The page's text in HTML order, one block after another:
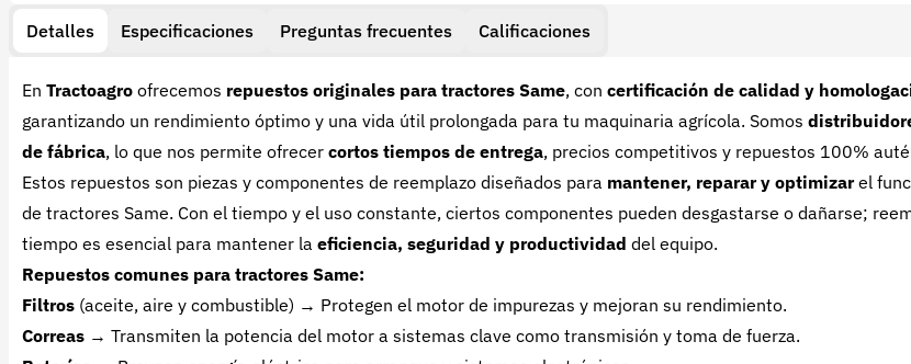
Detalles Especificaciones Preguntas frecuentes Calificaciones
En Tractoagro ofrecemos repuestos originales para tractores Same, con certificación de calidad y
garantizando un rendimiento óptimo y una vida útil prolongada para tu maquinaria agrícola. Somos
de fábrica, lo que nos permite ofrecer cortos tiempos de entrega, precios competitivos y repuestos 100%
Estos repuestos son piezas y componentes de reemplazo diseñados para mantener, reparar y optimizarel
de tractores Same. Con el tiempo y el uso constante, ciertos componentes pueden desgastarse o dañarse;
tiempo es esencial para mantener la eficiencia, seguridad y productividad del equipo.
Repuestos comunes para tractores Same:
Filtros (aceite, aire y combustible) → Protegen el motor de impurezas y mejoran su rendimiento.
Correas → Transmiten la potencia del motor a sistemas clave como transmisión y toma de fuerza.